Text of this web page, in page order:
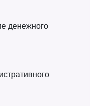
денежного